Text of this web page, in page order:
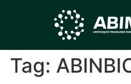
Tag: